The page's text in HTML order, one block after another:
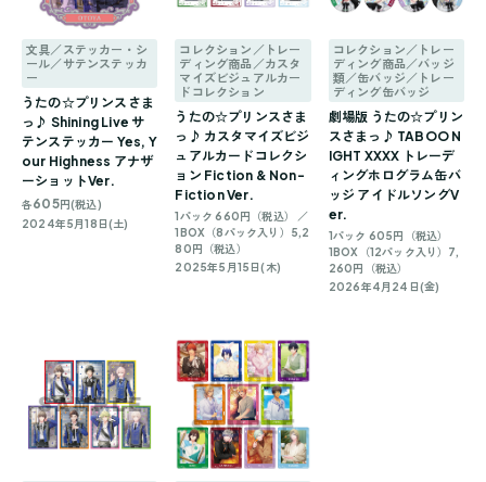
文具／ステッカー・シ
ール／サテンステッカ
ー
うたの☆プリンスさま
っ♪ Shining Live サ
テンステッカー Yes, Y
our Highness アナザ
ーショットVer.
各605円(税込)
2024年5月18日(土)
コレクション／トレー
ディング商品／カスタ
マイズビジュアルカー
ドコレクション
うたの☆プリンスさま
っ♪ カスタマイズビジ
ュアルカードコレクシ
ョン Fiction & Non-
Fiction Ver.
1パック 660円（税込） ／
1BOX（8パック入り）5,2
80円（税込）
2025年5月15日(木)
コレクション／トレー
ディング商品／バッジ
類／缶バッジ／トレー
ディング缶バッジ
劇場版 うたの☆プリン
スさまっ♪ TABOO N
IGHT XXXX トレーデ
ィングホログラム缶バ
ッジ アイドルソングV
er.
1パック 605円（税込）
1BOX（12パック入り）7,
260円（税込）
2026年4月24日(金)